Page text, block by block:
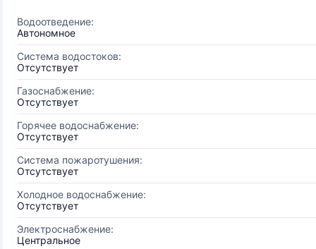
Водоотведение:
Автономное
Система водостоков:
Отсутствует
Газоснабжение:
Отсутствует
Горячее водоснабжение:
Отсутствует
Система пожаротушения:
Отсутствует
Холодное водоснабжение:
Отсутствует
Электроснабжение:
Центральное